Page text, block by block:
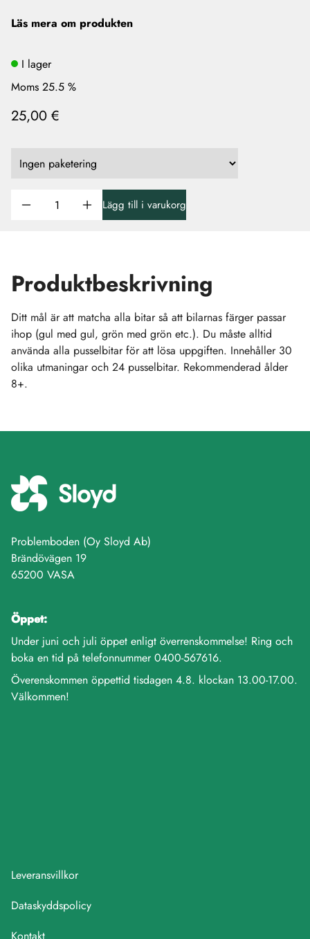
Läs mera om produkten
I lager
Moms 25.5 %
25,00 €
Lägg till i varukorg
Produktbeskrivning
Ditt mål är att matcha alla bitar så att bilarnas färger passar
ihop (gul med gul, grön med grön etc.). Du måste alltid
använda alla pusselbitar för att lösa uppgiften. Innehåller 30
olika utmaningar och 24 pusselbitar. Rekommenderad ålder
8+.
Problemboden (Oy Sloyd Ab)
Brändövägen 19
65200 VASA
Öppet:
Under juni och juli öppet enligt överrenskommelse! Ring och
boka en tid på telefonnummer 0400-567616.
Överenskommen öppettid tisdagen 4.8. klockan 13.00-17.00.
Välkommen!
Leveransvillkor
Dataskyddspolicy